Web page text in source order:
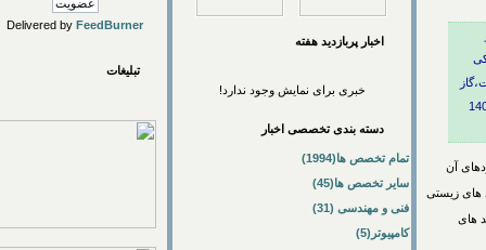
آن
زیستی
اخبار پربازديد هفته
خبری برای نمایش وجود ندارد!
دسته بندی تخصصی اخبار
تمام تخصص ها(1994)
سایر تخصص ها(45)
فنی و مهندسی (31)
کامپیوتر(5)
Delivered byFeedBurner
تبلیغات